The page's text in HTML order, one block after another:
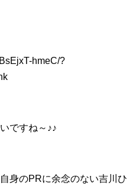
hmeC/?
ですね～♪♪
身のPRに余念のない吉川ひ